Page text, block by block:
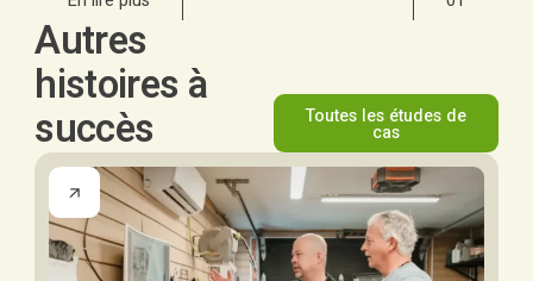
Autres
histoires à
succès Toutes les études de
cas